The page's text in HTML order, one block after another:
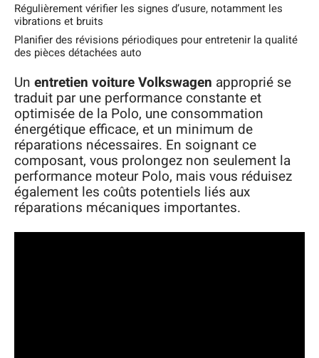
Régulièrement vérifier les signes d’usure, notamment les
vibrations et bruits
Planifier des révisions périodiques pour entretenir la qualité
des pièces détachées auto
Un entretien voiture Volkswagen approprié se
traduit par une performance constante et
optimisée de la Polo, une consommation
énergétique efficace, et un minimum de
réparations nécessaires. En soignant ce
composant, vous prolongez non seulement la
performance moteur Polo, mais vous réduisez
également les coûts potentiels liés aux
réparations mécaniques importantes.